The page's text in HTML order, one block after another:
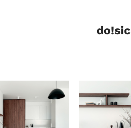
do!sic